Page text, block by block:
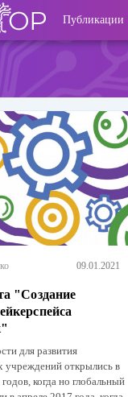
Публикации
09.01.2021
"Создание
для развития
учреждений открылись в
когда но глобальный